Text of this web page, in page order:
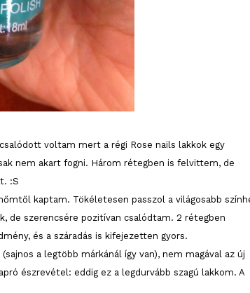
voltam mert a régi Rose nails lakkok egy
nem akart fogni. Három rétegben is felvittem, de
:S
kaptam. Tökéletesen passzol a világosabb
de szerencsére pozitívan csalódtam. 2 rétegben
és a száradás is kifejezetten gyors.
a legtöbb márkánál így van), nem magával az új
észrevétel: eddig ez a legdurvább szagú lakkom. A